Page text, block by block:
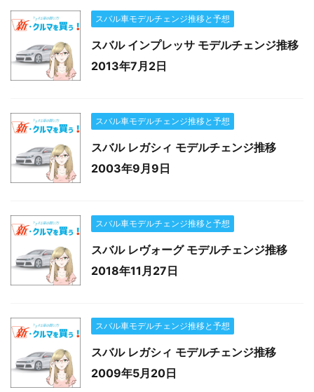
スバル車モデルチェンジ推移と予想
スバル インプレッサ モデルチェンジ推移
2013年7月2日
スバル車モデルチェンジ推移と予想
スバル レガシィ モデルチェンジ推移
2003年9月9日
スバル車モデルチェンジ推移と予想
スバル レヴォーグ モデルチェンジ推移
2018年11月27日
スバル車モデルチェンジ推移と予想
スバル レガシィ モデルチェンジ推移
2009年5月20日